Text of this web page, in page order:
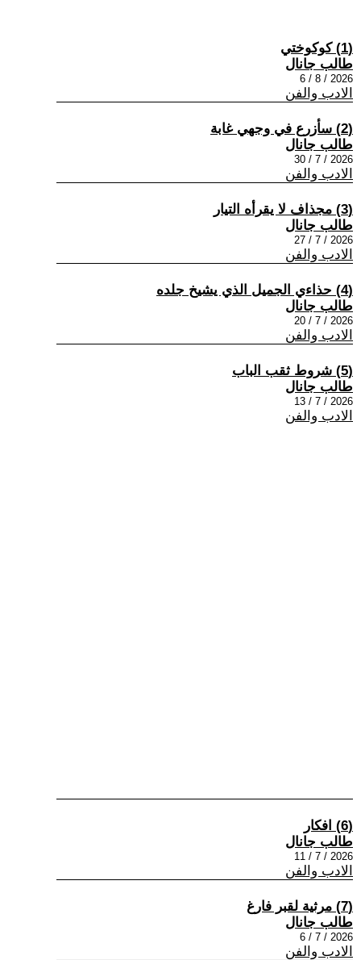
(1) كوكوختي
طالب جانال
2026 / 8 / 6
الادب والفن
(2) سأزرع في وجهي غابة
طالب جانال
2026 / 7 / 30
الادب والفن
(3) مجذاف لا يقرأه التيار
طالب جانال
2026 / 7 / 27
الادب والفن
(4) حذاءي الجميل الذي يشيخ جلده
طالب جانال
2026 / 7 / 20
الادب والفن
(5) شروط ثقب الباب
طالب جانال
2026 / 7 / 13
الادب والفن
(6) افكار
طالب جانال
2026 / 7 / 11
الادب والفن
(7) مرثية لقبر فارغ
طالب جانال
2026 / 7 / 6
الادب والفن